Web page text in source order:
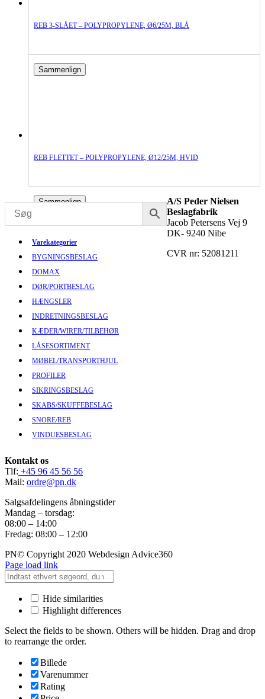
REB 3-SLÅET – POLYPROPYLENE, Ø6/25M, BLÅ
Sammenlign
REB FLETTET – POLYPROPYLENE, Ø12/25M, HVID
Sammenlign
Varekategorier
BYGNINGSBESLAG
DOMAX
DØR/PORTBESLAG
HÆNGSLER
INDRETNINGSBESLAG
KÆDER/WIRER/TILBEHØR
LÅSESORTIMENT
MØBEL/TRANSPORTHJUL
PROFILER
SIKRINGSBESLAG
SKABS/SKUFFEBESLAG
SNORE/REB
VINDUESBESLAG
A/S Peder Nielsen
Beslagfabrik
Jacob Petersens Vej 9
DK- 9240 Nibe
CVR nr: 52081211
Kontakt os
Tlf: +45 96 45 56 56
Mail: ordre@pn.dk
Salgsafdelingens åbningstider
Mandag – torsdag:
08:00 – 14:00
Fredag: 08:00 – 12:00
PN© Copyright 2020 Webdesign Advice360
Page load link
Hide similarities
Highlight differences
Select the fields to be shown. Others will be hidden. Drag and drop
to rearrange the order.
Billede
Varenummer
Rating